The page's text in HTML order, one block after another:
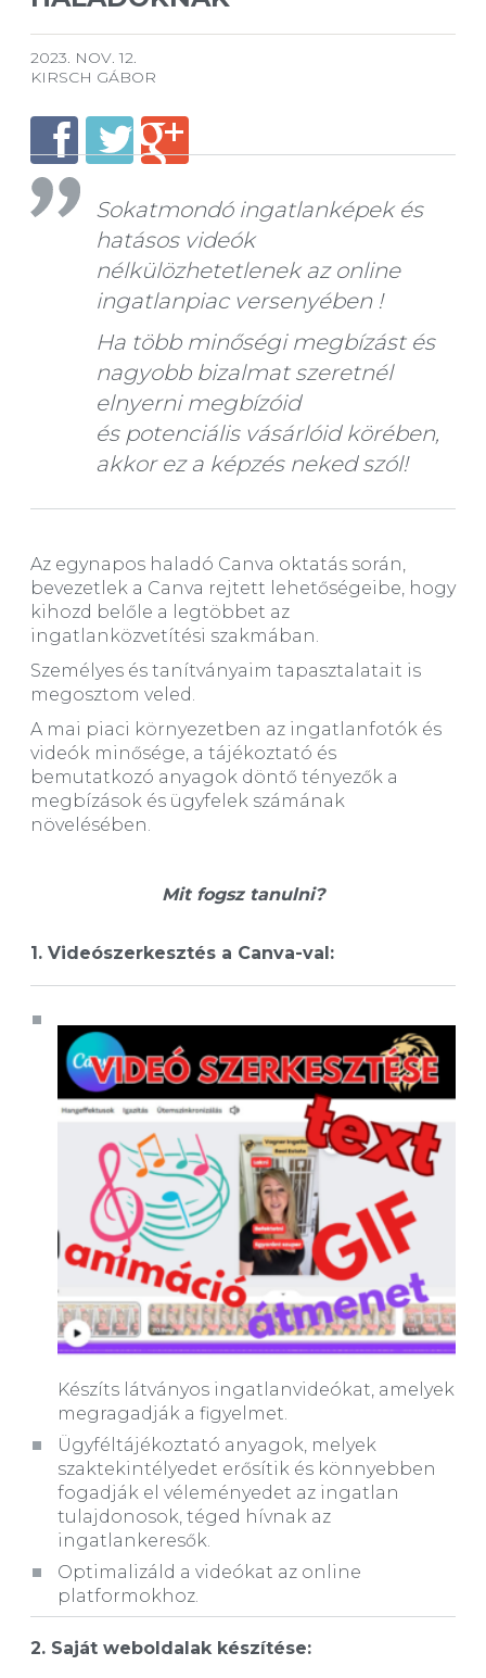
2023. NOV. 12.
KIRSCH GÁBOR
Sokatmondó ingatlanképek és
hatásos videók
nélkülözhetetlenek az online
ingatlanpiac versenyében !
Ha több minőségi megbízást és
nagyobb bizalmat szeretnél
elnyerni megbízóid
és potenciális vásárlóid körében,
akkor ez a képzés neked szól!
Az egynapos haladó Canva oktatás során,
bevezetlek a Canva rejtett lehetőségeibe, hogy
kihozd belőle a legtöbbet az
ingatlanközvetítési szakmában.
Személyes és tanítványaim tapasztalatait is
megosztom veled.
A mai piaci környezetben az ingatlanfotók és
videók minősége, a tájékoztató és
bemutatkozó anyagok döntő tényezők a
megbízások és ügyfelek számának
növelésében.
Mit fogsz tanulni?
1. Videószerkesztés a Canva-val:
Készíts látványos ingatlanvideókat, amelyek
megragadják a figyelmet.
Ügyféltájékoztató anyagok, melyek
szaktekintélyedet erősítik és könnyebben
fogadják el véleményedet az ingatlan
tulajdonosok, téged hívnak az
ingatlankeresők.
Optimalizáld a videókat az online
platformokhoz.
2. Saját weboldalak készítése: